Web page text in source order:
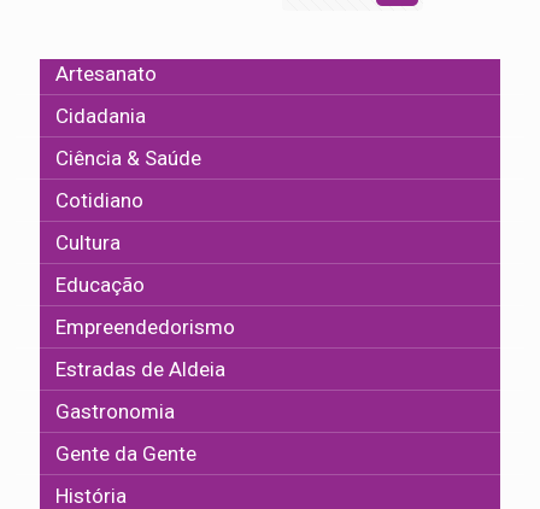
Artesanato
Cidadania
Ciência & Saúde
Cotidiano
Cultura
Educação
Empreendedorismo
Estradas de Aldeia
Gastronomia
Gente da Gente
História